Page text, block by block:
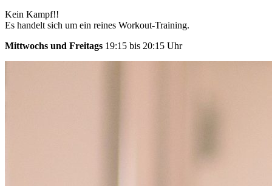
Kein Kampf!!
Es handelt sich um ein reines Workout-Training.
Mittwochs und Freitags 19:15 bis 20:15 Uhr